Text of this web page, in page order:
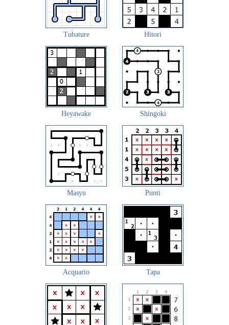
Tubature Hitori
Heyawake Shingoki
Masyu Punti
Acquario Tapa